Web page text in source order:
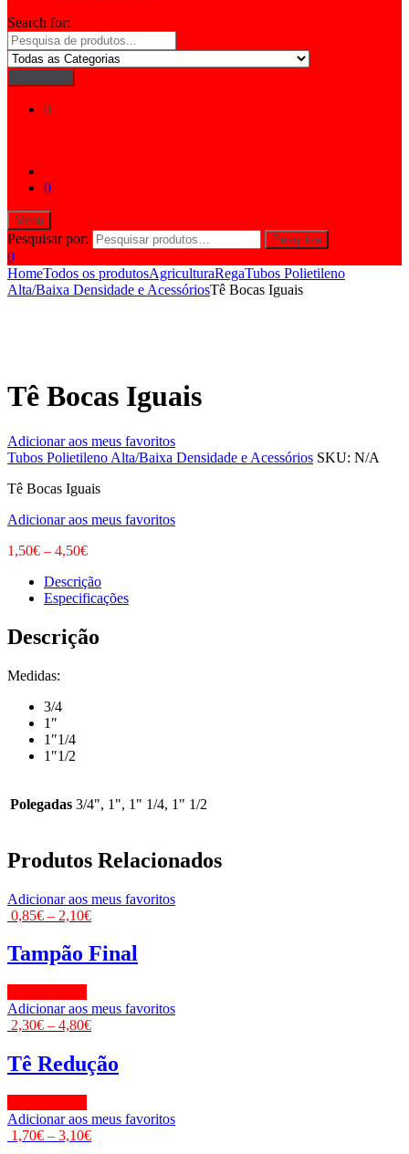
Search for:
0
0
Menu
Pesquisar por: Pesquisa
0
HomeTodos os produtosAgriculturaRegaTubos Polietileno
Alta/Baixa Densidade e AcessóriosTê Bocas Iguais
Tê Bocas Iguais
Adicionar aos meus favoritos
Tubos Polietileno Alta/Baixa Densidade e Acessórios SKU: N/A
Tê Bocas Iguais
Adicionar aos meus favoritos
1,50€ – 4,50€
Descrição
Especificações
Descrição
Medidas:
3/4
1″
1″1/4
1″1/2
Polegadas 3/4", 1", 1" 1/4, 1" 1/2
Produtos Relacionados
Adicionar aos meus favoritos
0,85€ – 2,10€
Tampão Final
Adicionar aos meus favoritos
2,30€ – 4,80€
Tê Redução
Adicionar aos meus favoritos
1,70€ – 3,10€